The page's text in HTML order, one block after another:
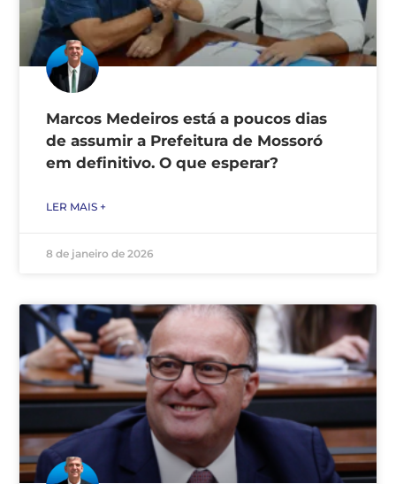
Marcos Medeiros está a poucos dias
de assumir a Prefeitura de Mossoró
em definitivo. O que esperar?
LER MAIS +
8 de janeiro de 2026